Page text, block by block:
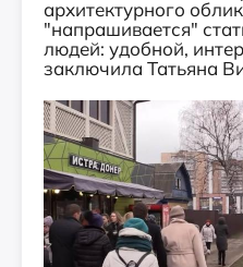
архитектурного
"напрашивается"
людей: удобной,
заключила Татьяна